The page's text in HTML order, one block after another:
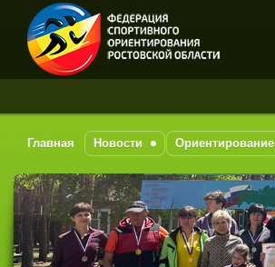
Спортивное
на-Дону
Главная Новости Ориентирование